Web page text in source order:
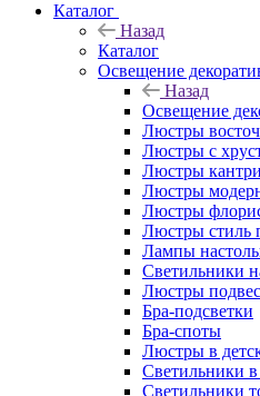
Каталог
Назад
Каталог
Освещение
Назад
Освещение
Люстры
Люстры с
Люстры кантри
Люстры
Люстры
Люстры стиль
Лампы
Светильники
Люстры
Бра-подсветки
Бра-споты
Люстры в
Светильники
Светильники